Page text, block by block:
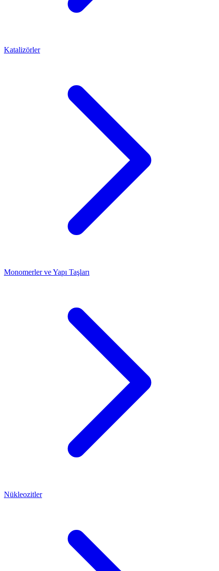
Katalizörler
Monomerler ve Yapı Taşları
Nükleozitler